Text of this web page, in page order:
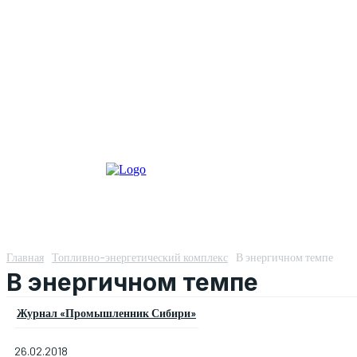
Главная Топливно-энергетический комплекс В энергичном темпе
В энергичном темпе
Журнал «Промышленник Сибири»
26.02.2018